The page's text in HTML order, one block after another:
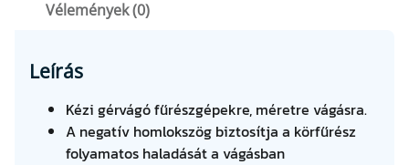
1
2
,
6
Vélemények (0)
Leírás
Kézi gérvágó fűrészgépekre, méretre vágásra.
A negatív homlokszög biztosítja a körfűrész
folyamatos haladását a vágásban